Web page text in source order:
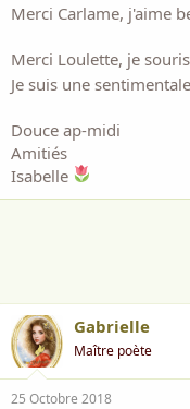
Merci Carlame, j'aime
Merci Loulette, je
Je suis une
Douce ap-midi
Amitiés
Isabelle
Gabrielle
Maître poète
25 Octobre 2018